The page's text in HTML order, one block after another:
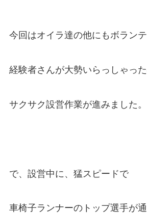
今回はオイラ達の他にもボラン
経験者さんが大勢いらっしゃった
サクサク設営作業が進みました。
で、設営中に、猛スピードで
車椅子ランナーのトップ選手が通